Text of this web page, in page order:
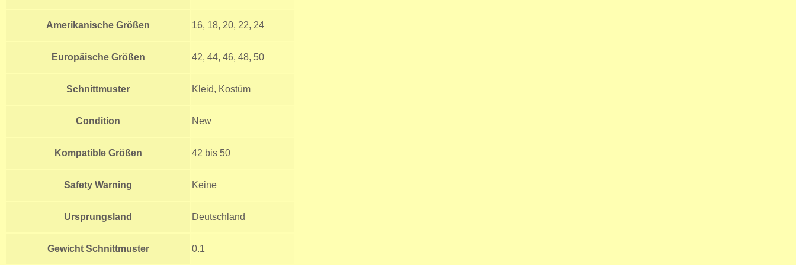
Amerikanische Größen 16, 18, 20, 22, 24
Europäische Größen 42, 44, 46, 48, 50
Schnittmuster Kleid, Kostüm
Condition New
Kompatible Größen 42 bis 50
Safety Warning Keine
Ursprungsland Deutschland
Gewicht Schnittmuster 0.1